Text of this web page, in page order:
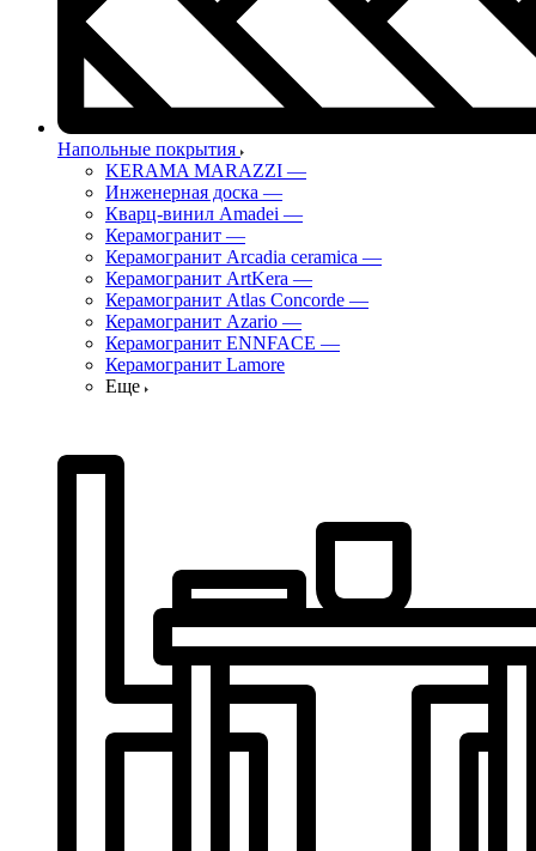
Напольные покрытия
KERAMA MARAZZI —
Инженерная доска —
Кварц-винил Amadei —
Керамогранит —
Керамогранит Arcadia ceramica —
Керамогранит ArtKera —
Керамогранит Atlas Concorde —
Керамогранит Azario —
Керамогранит ENNFACE —
Керамогранит Lamore
Еще